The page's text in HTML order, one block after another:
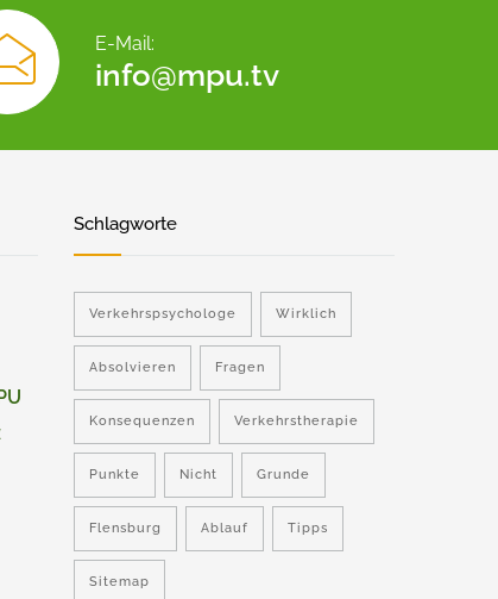
E-Mail:
info@mpu.tv
Schlagworte
Verkehrspsychologe Wirklich
Absolvieren Fragen
Konsequenzen Verkehrstherapie
Punkte Nicht Grunde
Flensburg Ablauf Tipps
Sitemap